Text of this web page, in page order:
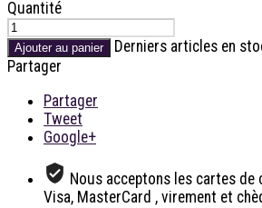
Quantité
Ajouter au panier
Derniers articles en
Partager
Partager
Tweet
Google+
Nous acceptons les cartes
Visa, MasterCard , virement et